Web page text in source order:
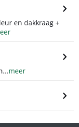
en dakkraag +
meer